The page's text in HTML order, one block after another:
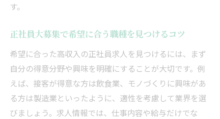
す。
正社員大募集で希望に合う職種を見つけるコツ
希望に合った高収入の正社員求人を見つけるには、まず
自分の得意分野や興味を明確にすることが大切です。例
えば、接客が得意な方は飲食業、モノづくりに興味があ
る方は製造業といったように、適性を考慮して業界を選
びましょう。求人情報では、仕事内容や給与だけでな